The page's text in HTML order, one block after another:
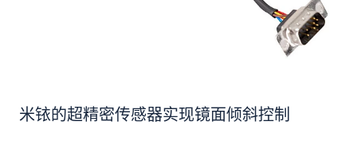
米铱的超精密传感器实现镜面倾斜控制